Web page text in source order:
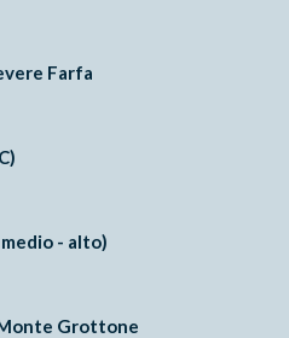
Farfa
- alto)
Grottone